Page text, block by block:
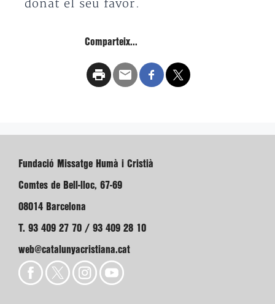
donat el seu favor.
Comparteix...
Fundació Missatge Humà i Cristià
Comtes de Bell-lloc, 67-69
08014 Barcelona
T. 93 409 27 70 / 93 409 28 10
web@catalunyacristiana.cat